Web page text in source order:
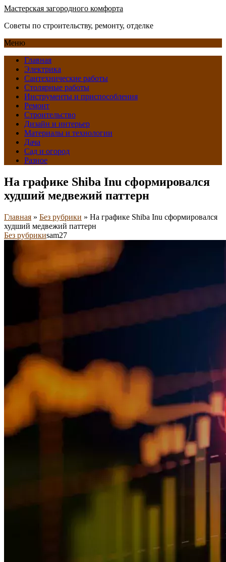
Мастерская загородного комфорта
Советы по строительству, ремонту, отделке
Меню
Главная
Электрика
Сантехнические работы
Столярные работы
Инструменты и приспособления
Ремонт
Строительство
Дизайн и интерьер
Материалы и технологии
Дача
Сад и огород
Разное
На графике Shiba Inu сформировался
худший медвежий паттерн
Главная » Без рубрики » На графике Shiba Inu сформировался
худший медвежий паттерн
Без рубрикиsam27